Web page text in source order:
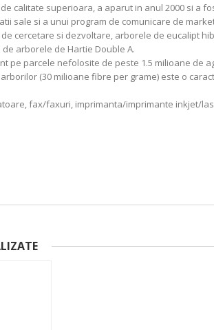
calitate superioara, a aparut in anul 2000 si a
sale si a unui program de comunicare de
cercetare si dezvoltare, arborele de eucalipt
arborele de Hartie Double A.
pe parcele nefolosite de peste 1.5 milioane de
(30 milioane fibre per grame) este o
fax/faxuri, imprimanta/imprimante inkjet/